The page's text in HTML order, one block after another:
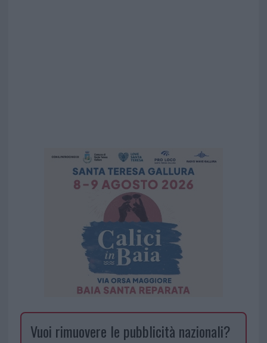
Vuoi rimuovere le pubblicità nazionali?